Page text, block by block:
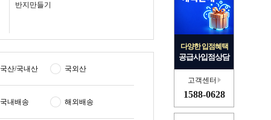
다양한 입점혜택
공급사입점상담
고객센터
1588-0628
반지만들기
국산/국내산 국외산
국내배송 해외배송